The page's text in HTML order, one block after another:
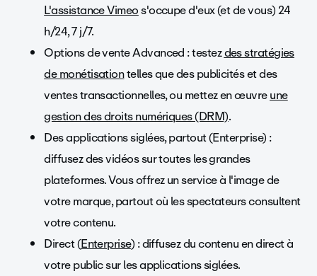
L'assistance Vimeos'occupe d'eux (et de vous) 24
h/24, 7 j/7.
Options de vente Advanced : testezdes stratégies
de monétisationtelles que des publicités et des
ventes transactionnelles, ou mettez en œuvreune
gestion des droits numériques (DRM).
Des applications siglées, partout (Enterprise) :
diffusez des vidéos sur toutes les grandes
plateformes. Vous offrez un service à l'image de
votre marque, partout où les spectateurs consultent
votre contenu.
Direct (Enterprise) : diffusez du contenu en direct à
votre public sur les applications siglées.